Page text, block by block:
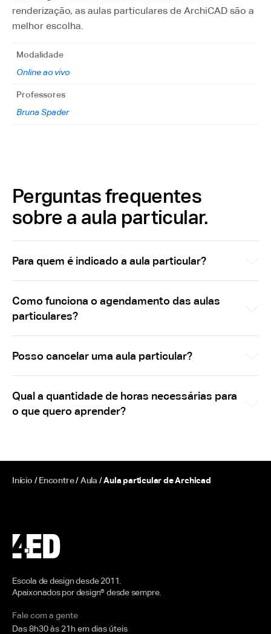
renderização, as aulas particulares de ArchiCAD são a
melhor escolha.
Modalidade
Online ao vivo
Professores
Bruna Spader
Perguntas frequentes
sobre a aula particular.
Para quem é indicado a aula particular?
Como funciona o agendamento das aulas
particulares?
Posso cancelar uma aula particular?
Qual a quantidade de horas necessárias para
o que quero aprender?
Início /Encontre/Aula /Aula particular de Archicad
Escola de design desde 2011.
Apaixonados por design® desde sempre.
Fale com a gente
Das 8h30 às 21h em dias úteis